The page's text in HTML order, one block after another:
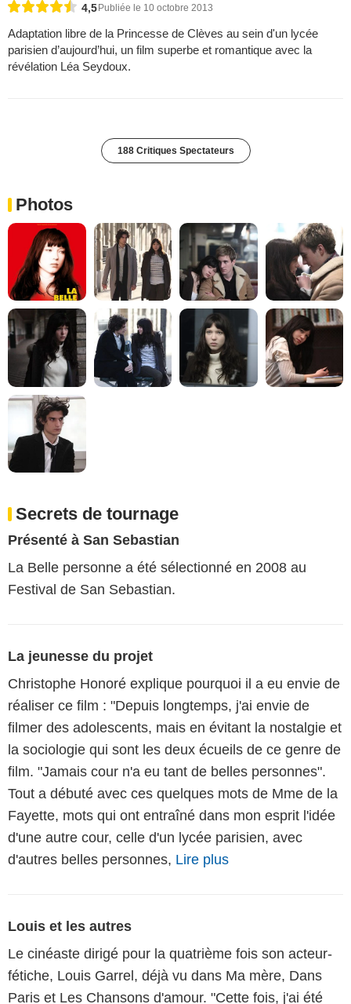
4,5Publiée le 10 octobre 2013
Adaptation libre de la Princesse de Clèves au sein d'un lycée
parisien d’aujourd’hui, un film superbe et romantique avec la
révélation Léa Seydoux.
188 Critiques Spectateurs
Photos
Secrets de tournage
Présenté à San Sebastian
La Belle personne a été sélectionné en 2008 au
Festival de San Sebastian.
La jeunesse du projet
Christophe Honoré explique pourquoi il a eu envie de
réaliser ce film : "Depuis longtemps, j'ai envie de
filmer des adolescents, mais en évitant la nostalgie et
la sociologie qui sont les deux écueils de ce genre de
film. "Jamais cour n'a eu tant de belles personnes".
Tout a débuté avec ces quelques mots de Mme de la
Fayette, mots qui ont entraîné dans mon esprit l'idée
d'une autre cour, celle d'un lycée parisien, avec
d'autres belles personnes, Lire plus
Louis et les autres
Le cinéaste dirigé pour la quatrième fois son acteur-
fétiche, Louis Garrel, déjà vu dans Ma mère, Dans
Paris et Les Chansons d'amour. "Cette fois, j'ai été